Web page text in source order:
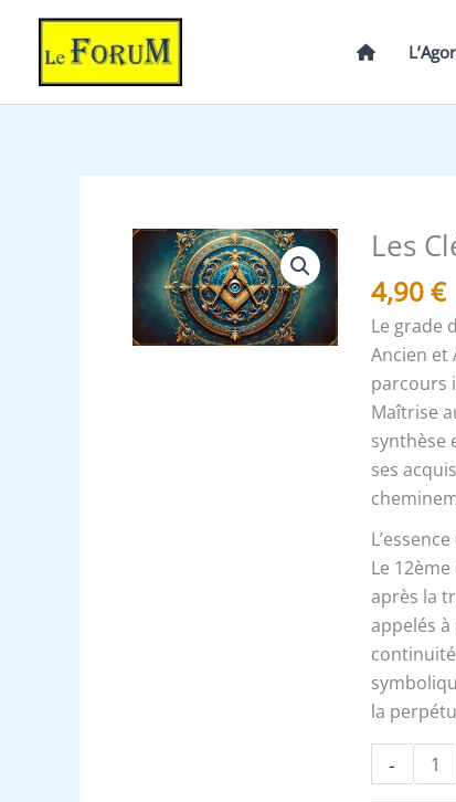
contenu
Les
4,90€
Le grade
Ancien et
parcours
Maîtrise
synthèse
ses
Le
après la
appelés
la
-
quantité
Les
Clés
du
12°
Grand
Maitre
Architecte